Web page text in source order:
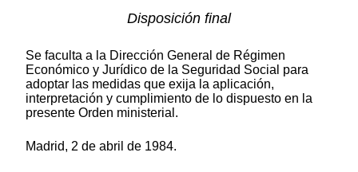
Disposición final
Se faculta a la Dirección General de Régimen
Económico y Jurídico de la Seguridad Social para
adoptar las medidas que exija la aplicación,
interpretación y cumplimiento de lo dispuesto en la
presente Orden ministerial.
Madrid, 2 de abril de 1984.